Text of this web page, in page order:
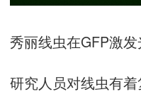
秀丽线虫在GFP激
研究人员对线虫有